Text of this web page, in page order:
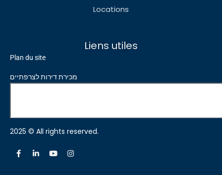
Locations
Liens utiles
Plan du site
מכירת דירות לצרפתיים
2025 © All rights reserved.